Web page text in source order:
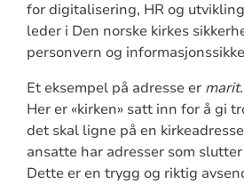
for digitalisering, HR og
leder i Den norske kirkes
personvern og
Et eksempel på adresse er
Her er «kirken» satt inn for å gi
det skal ligne på en
ansatte har adresser som
Dette er en trygg og riktig